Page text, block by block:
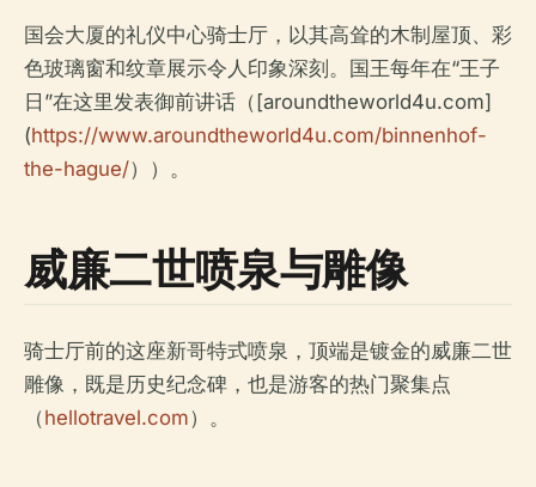
国会大厦的礼仪中心骑士厅，以其高耸的木制屋顶、彩
色玻璃窗和纹章展示令人印象深刻。国王每年在“王子
日”在这里发表御前讲话（[aroundtheworld4u.com]
(https://www.aroundtheworld4u.com/binnenhof-
the-hague/））。
威廉二世喷泉与雕像
骑士厅前的这座新哥特式喷泉，顶端是镀金的威廉二世
雕像，既是历史纪念碑，也是游客的热门聚集点
（hellotravel.com）。